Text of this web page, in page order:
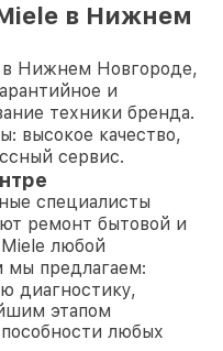
в Нижнем
Нижнем Новгороде,
и
техники бренда.
высокое качество,
сервис.
специалисты
ремонт бытовой и
любой
мы предлагаем:
диагностику,
этапом
любых